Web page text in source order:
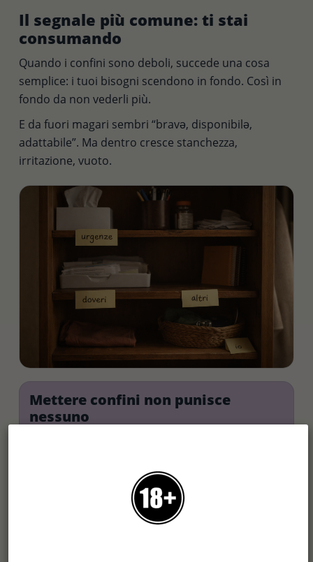
Il segnale più comune: ti stai
consumando
Quando i confini sono deboli, succede una cosa
semplice: i tuoi bisogni scendono in fondo. Così in
fondo da non vederli più.
E da fuori magari sembri “bravə, disponibilə,
adattabile”. Ma dentro cresce stanchezza,
irritazione, vuoto.
Mettere confini non punisce
nessuno
Le relazioni sane non hanno paura della